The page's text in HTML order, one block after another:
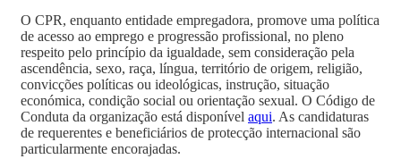
O CPR, enquanto entidade empregadora, promove uma política
de acesso ao emprego e progressão profissional, no pleno
respeito pelo princípio da igualdade, sem consideração pela
ascendência, sexo, raça, língua, território de origem, religião,
convicções políticas ou ideológicas, instrução, situação
económica, condição social ou orientação sexual. O Código de
Conduta da organização está disponível aqui. As candidaturas
de requerentes e beneficiários de protecção internacional são
particularmente encorajadas.